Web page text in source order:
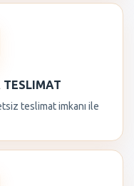
TESLIMAT
teslimat imkanı ile